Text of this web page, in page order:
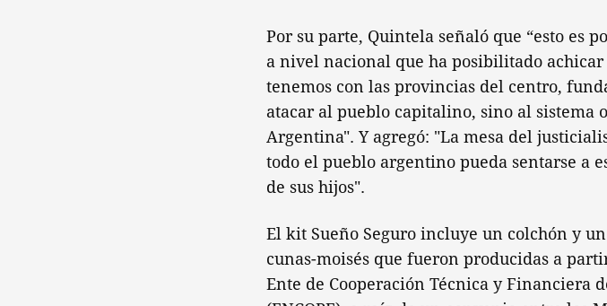
Por su parte, Quintela señaló que “esto es
a nivel nacional que ha posibilitado
tenemos con las provincias del centro,
atacar al pueblo capitalino, sino al sistema
Argentina". Y agregó: "La mesa del
todo el pueblo argentino pueda sentarse a
de sus hijos".
El kit Sueño Seguro incluye un colchón y
cunas-moisés que fueron producidas a
Ente de Cooperación Técnica y Financiera